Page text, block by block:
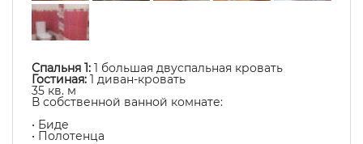
Спальня 1: 1 большая двуспальная кровать
Гостиная: 1 диван-кровать
35 кв. м
В собственной ванной комнате:
• Биде
• Полотенца